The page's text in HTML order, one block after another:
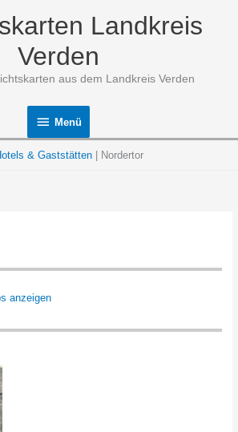
Landkreis
Verden
aus dem Landkreis Verden
Menü
Menü
& Gaststätten Nordertor
anzeigen